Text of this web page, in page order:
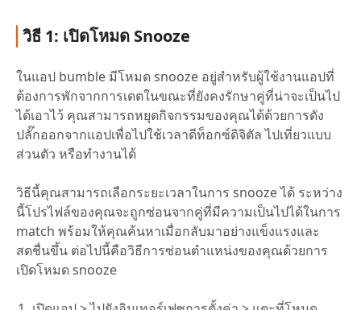
วิธี 1: เปิดโหมด Snooze
ในแอป bumble มีโหมด snooze อยู่สำหรับผู้ใช้งานแอปที่
ต้องการพักจากการเดตในขณะที่ยังคงรักษาคู่ที่น่าจะเป็นไป
ได้เอาไว้ คุณสามารถหยุดกิจกรรมของคุณได้ด้วยการดัง
ปลั๊กออกจากแอปเพื่อไปใช้เวลาดีท็อกซ์ดิจิตัล ไปเที่ยวแบบ
ส่วนตัว หรือทำงานได้
วิธีนี้คุณสามารถเลือกระยะเวลาในการ snooze ได้ ระหว่าง
นี้โปรไฟล์ของคุณจะถูกซ่อนจากคู่ที่มีความเป็นไปได้ในการ
match พร้อมให้คุณค้นหาเมื่อกลับมาอย่างแข็งแรงและ
สดชื่นขึ้น ต่อไปนี้คือวิธีการซ่อนตำแหน่งของคุณด้วยการ
เปิดโหมด snooze